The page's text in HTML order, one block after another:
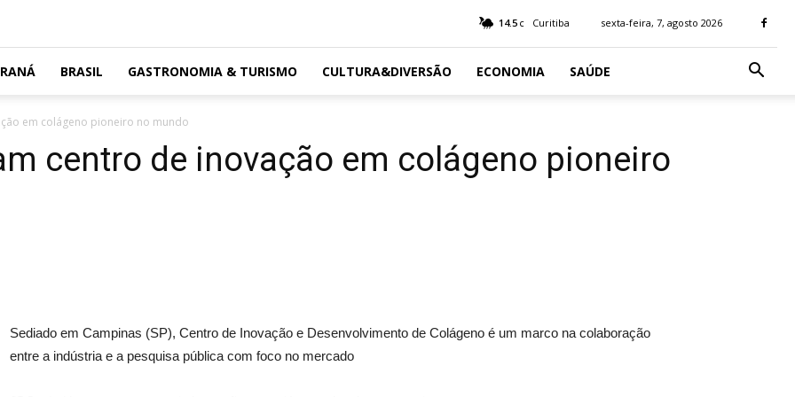
14.5 C Curitiba sexta-feira, 7, agosto 2026
BRASIL GASTRONOMIA & TURISMO CULTURA&DIVERSÃO ECONOMIA SAÚDE
em colágeno pioneiro no mundo
centro de inovação em colágeno pioneiro
Sediado em Campinas (SP), Centro de Inovação e Desenvolvimento de Colágeno é um marco na colaboração
entre a indústria e a pesquisa pública com foco no mercado